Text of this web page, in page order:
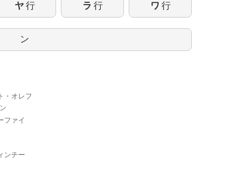
ヤ 行 ラ 行 ワ 行
ン
・オレフ
ファイ
ンチー